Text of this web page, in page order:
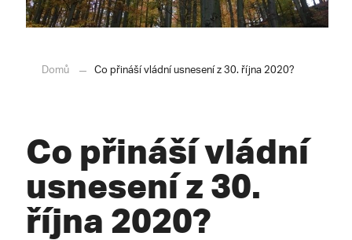
Domů Co přináší vládní usnesení z 30. října 2020?
Co přináší vládní
usnesení z 30.
října 2020?